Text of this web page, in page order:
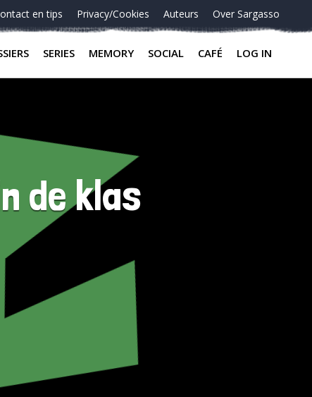
en tips Privacy/Cookies Auteurs Over Sargasso
SERIES MEMORY SOCIAL CAFÉ LOG IN
de klas